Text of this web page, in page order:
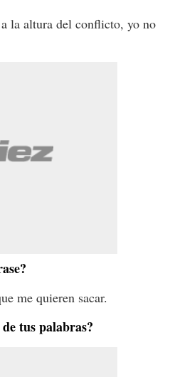
la altura del conflicto, yo no
me quieren sacar.
tus palabras?